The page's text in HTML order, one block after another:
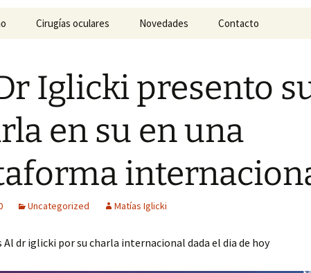
Cirugías oculares Novedades Contacto
Iglicki presento
en su en una
Uncategorized Matías Iglicki
dr iglicki por su charla internacional dada el dia de hoy